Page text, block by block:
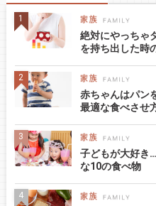
絶対にやっちゃ
を持ち出した時
赤ちゃんはパン
最適な食べさせ
子どもが大好き
な10の食べ物